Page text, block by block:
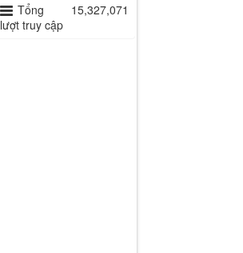
Tổng
lượt truy cập
15,327,071